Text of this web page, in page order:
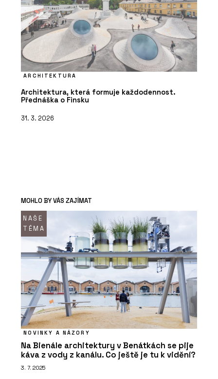
ARCHITEKTURA
Architektura, která formuje každodennost.
Přednáška o Finsku
31. 3. 2026
MOHLO BY VÁS ZAJÍMAT
NAŠE
TÉMA
NOVINKY A NÁZORY
Na Bienále architektury v Benátkách se pije
káva z vody z kanálu. Co ještě je tu k vidění?
3. 7. 2025